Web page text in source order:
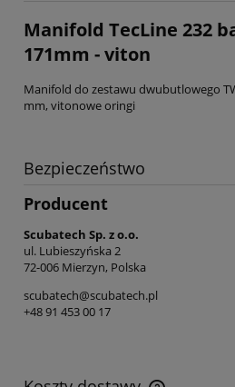
Manifold TecLine 232
171mm - viton
Manifold do zestawu dwubutlowego
mm, vitonowe oringi
Bezpieczeństwo
Producent
Scubatech Sp. z o.o.
ul. Lubieszyńska 2
72-006 Mierzyn, Polska
scubatech@scubatech.pl
+48 91 453 00 17